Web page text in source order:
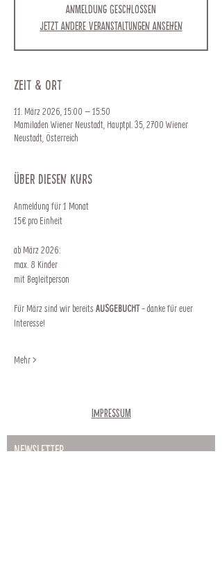
Anmeldung geschlossen
Jetzt andere Veranstaltungen ansehen
Zeit & Ort
11. März 2026, 15:00 – 15:50
Mamiladen Wiener Neustadt, Hauptpl. 35, 2700 Wiener
Neustadt, Österreich
Über diesen Kurs
Anmeldung für 1 Monat
15€ pro Einheit
ab März 2026:
max. 8 Kinder
mit Begleitperson
Für März sind wir bereits AUSGEBUCHT - danke für euer
Interesse!
Mehr >
Impressum
Newsletter